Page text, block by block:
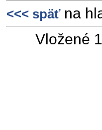
<<< späťna
Vložené